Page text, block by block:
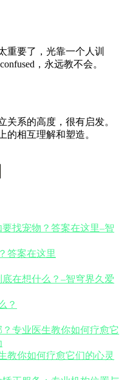
重要了，光靠一个人训
，永远教不会。
关系的高度，很有启发。
的相互理解和塑造。
答案在这里
？
教你如何疗愈它们的心灵